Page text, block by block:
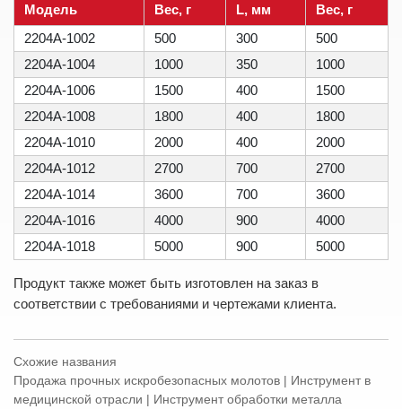
Модель Вес, г L, мм
Вес, г
2204A-1002
500 300
500
2204A-1004
1000 350
1000
2204A-1006
1500 400
1500
2204A-1008
1800 400
1800
2204A-1010
2000 400
2000
2204A-1012
2700 700
2700
2204A-1014
3600 700
3600
2204A-1016
4000 900
4000
2204A-1018
5000 900 5000
Продукт также может быть изготовлен на заказ в
соответствии с требованиями и чертежами клиента.
Схожие названия
Продажа прочных искробезопасных молотов | Инструмент в
медицинской отрасли | Инструмент обработки металла